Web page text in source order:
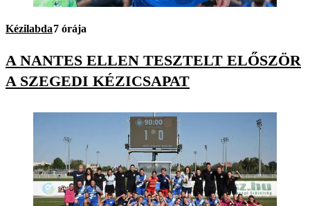
Kézilabda7 órája
A NANTES ELLEN TESZTELT ELŐSZÖR
A SZEGEDI KÉZICSAPAT